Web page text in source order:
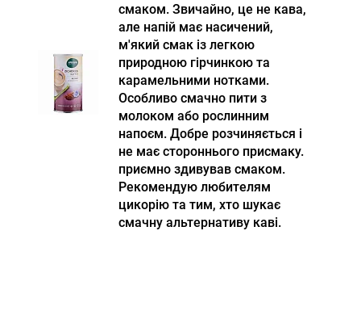
смаком. Звичайно, це не кава,
але напій має насичений,
м'який смак із легкою
природною гірчинкою та
карамельними нотками.
Особливо смачно пити з
молоком або рослинним
напоєм. Добре розчиняється і
не має стороннього присмаку.
приємно здивував смаком.
Рекомендую любителям
цикорію та тим, хто шукає
смачну альтернативу каві.